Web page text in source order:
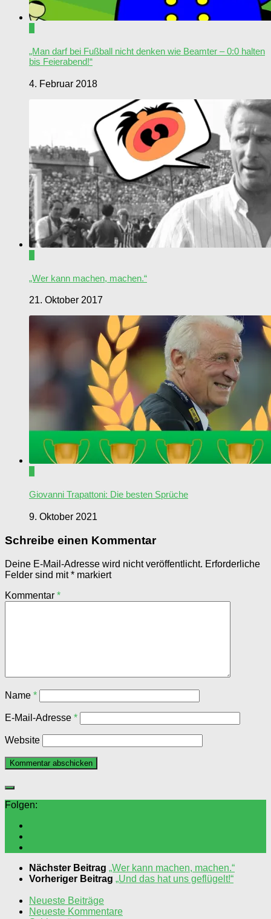
„Man darf bei Fußball nicht denken wie Beamter – 0:0 halten
bis Feierabend!“
4. Februar 2018
„Wer kann machen, machen.“
21. Oktober 2017
Giovanni Trapattoni: Die besten Sprüche
9. Oktober 2021
Schreibe einen Kommentar
Deine E-Mail-Adresse wird nicht veröffentlicht. Erforderliche
Felder sind mit* markiert
Kommentar *
Name *
E-Mail-Adresse *
Website
Folgen:
Nächster Beitrag „Wer kann machen, machen.“
Vorheriger Beitrag „Und das hat uns geflügelt!“
Neueste Beiträge
Neueste Kommentare